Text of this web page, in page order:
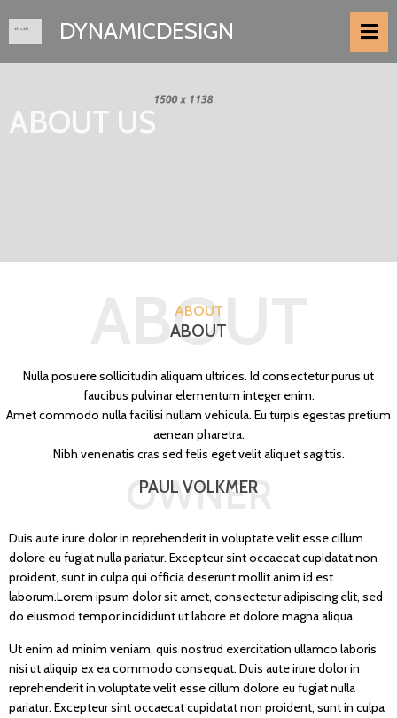
DYNAMICDESIGN
ABOUT US
ABOUT
ABOUT
ABOUT
Nulla posuere sollicitudin aliquam ultrices. Id consectetur purus ut
faucibus pulvinar elementum integer enim.
Amet commodo nulla facilisi nullam vehicula. Eu turpis egestas pretium
aenean pharetra.
Nibh venenatis cras sed felis eget velit aliquet sagittis.
PAUL VOLKMER
OWNER
Duis aute irure dolor in reprehenderit in voluptate velit esse cillum
dolore eu fugiat nulla pariatur. Excepteur sint occaecat cupidatat non
proident, sunt in culpa qui officia deserunt mollit anim id est
laborum.Lorem ipsum dolor sit amet, consectetur adipiscing elit, sed
do eiusmod tempor incididunt ut labore et dolore magna aliqua.
Ut enim ad minim veniam, quis nostrud exercitation ullamco laboris
nisi ut aliquip ex ea commodo consequat. Duis aute irure dolor in
reprehenderit in voluptate velit esse cillum dolore eu fugiat nulla
pariatur. Excepteur sint occaecat cupidatat non proident, sunt in culpa